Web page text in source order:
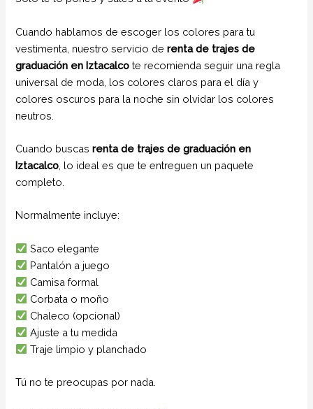
Cuando hablamos de escoger los colores para tu
vestimenta, nuestro servicio derenta de trajes de
graduación en Iztacalco te recomienda seguir una regla
universal de moda, los colores claros para el día y
colores oscuros para la noche sin olvidar los colores
neutros.
Cuando buscasrenta de trajes de graduación en
Iztacalco , lo ideal es que te entreguen un paquete
completo.
Normalmente incluye:
Saco elegante
Pantalón a juego
Camisa formal
Corbata o moño
Chaleco (opcional)
Ajuste a tu medida
Traje limpio y planchado
Tú no te preocupas por nada.